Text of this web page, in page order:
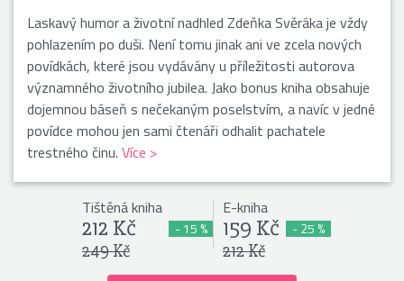
Laskavý humor a životní nadhled Zdeňka Svěráka je vždy
pohlazením po duši. Není tomu jinak ani ve zcela nových
povídkách, které jsou vydávány u příležitosti autorova
významného životního jubilea. Jako bonus kniha obsahuje
dojemnou báseň s nečekaným poselstvím, a navíc v jedné
povídce mohou jen sami čtenáři odhalit pachatele
trestného činu. Více >
Tištěná kniha
212 Kč
249 Kč
- 15 %
E-kniha
159 Kč
212 Kč
- 25 %